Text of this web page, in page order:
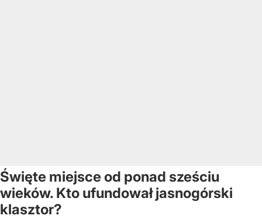
Święte miejsce od ponad sześciu
wieków. Kto ufundował jasnogórski
klasztor?